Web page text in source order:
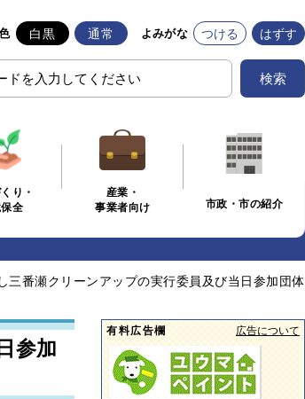
白黒 通常 よみがな つける はずす
検索
り・
全
産業・
事業者向け
市政・市の紹介
三番瀬クリーンアップの実行委員及び当日参加団体
参加
有料広告欄 広告について